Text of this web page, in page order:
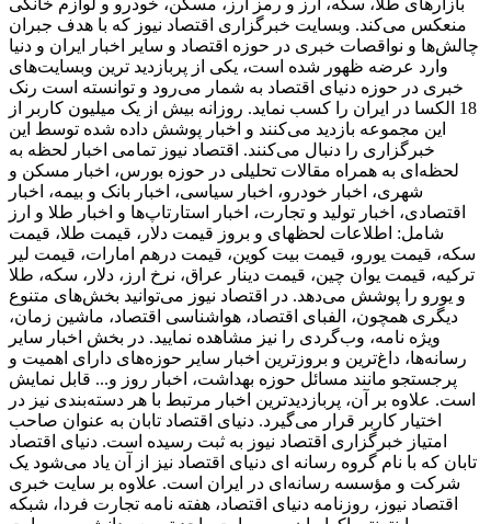
بازارهای طلا، سکه، ارز و رمز ارز، مسکن، خودرو و لوازم خانگی
منعکس می‌کند. وبسایت خبرگزاری اقتصاد نیوز که با هدف جبران
چالش‌ها و نواقصات خبری در حوزه اقتصاد و سایر اخبار ایران و دنیا
وارد عرضه ظهور شده است، یکی از پربازدید ترین وبسایت‌های
خبری در حوزه دنیای اقتصاد به شمار می‌رود و توانسته است رنک
18 الکسا در ایران را کسب نماید. روزانه بیش از یک میلیون کاربر از
این مجموعه بازدید می‌کنند و اخبار پوشش داده شده توسط این
خبرگزاری را دنبال می‌کنند. اقتصاد نیوز تمامی اخبار لحظه به
لحظه‌ای به همراه مقالات تحلیلی در حوزه بورس، اخبار مسکن و
شهری، اخبار خودرو، اخبار سیاسی، اخبار بانک و بیمه، اخبار
اقتصادی، اخبار تولید و تجارت، اخبار استارتاپ‌ها و اخبار طلا و ارز
شامل: اطلاعات لحظهای و بروز قیمت دلار، قیمت طلا، قیمت
سکه، قیمت یورو، قیمت بیت کوین، قیمت درهم امارات، قیمت لیر
ترکیه، قیمت یوان چین، قیمت دینار عراق، نرخ ارز، دلار، سکه، طلا
و یورو را پوشش می‌دهد. در اقتصاد نیوز می‌توانید بخش‌های متنوع
دیگری همچون، الفبای اقتصاد، هواشناسی اقتصاد، ماشین زمان،
ویژه نامه، وب‌گردی را نیز مشاهده نمایید. در بخش اخبار سایر
رسانه‌ها، داغ‌ترین و بروزترین اخبار سایر حوزه‌های دارای اهمیت و
پرجستجو مانند مسائل حوزه بهداشت، اخبار روز و... قابل نمایش
است. علاوه بر آن، پربازدیدترین اخبار مرتبط با هر دسته‌بندی نیز در
اختیار کاربر قرار می‌گیرد. دنیای اقتصاد تابان به عنوان صاحب
امتیاز خبرگزاری اقتصاد نیوز به ثبت رسیده است. دنیای اقتصاد
تابان که با نام گروه رسانه ای دنیای اقتصاد نیز از آن یاد می‌شود یک
شرکت و مؤسسه رسانه‌ای در ایران است. علاوه بر سایت خبری
اقتصاد نیوز، روزنامه دنیای اقتصاد، هفته ‌نامه تجارت فردا، شبکه